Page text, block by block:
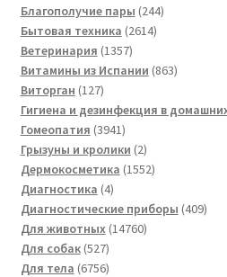
товара
Благополучие пары 244244
Бытовая техника 26142614
Ветеринария 13571357
товаров
Витамины из Испании 863863
Виторган 127127
товаров
Гигиена и дезинфекция в
Гомеопатия 39413941
товар
Грызуны и кролики 22
товара
Дермокосметика 15521552
Диагностика 44
товара
Диагностические приборы 409409
Для животных 1476014760
Для собак 527527
товаров
Для тела 67566756